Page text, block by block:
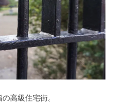
高級住宅街。